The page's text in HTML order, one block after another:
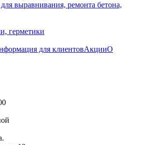
выравнивания, ремонта бетона,
герметики
для клиентовАкцииО